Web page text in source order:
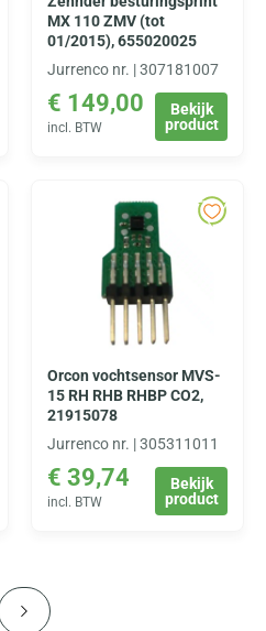
MX 110 ZMV (tot
01/2015), 655020025
Jurrenco nr. | 307181007
€ 149,00
incl. BTW
Bekijk
product
Orcon vochtsensor MVS-
15 RH RHB RHBP CO2,
21915078
Jurrenco nr. | 305311011
€ 39,74
incl. BTW
Bekijk
product